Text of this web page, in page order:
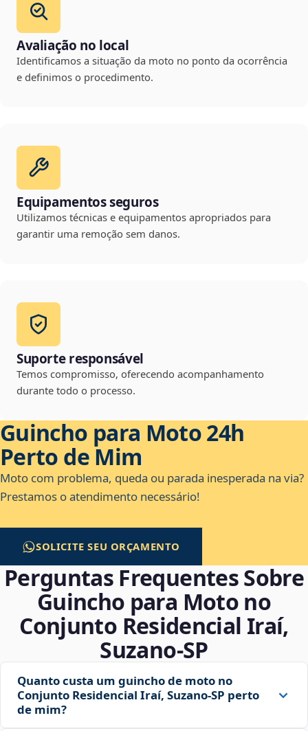
Avaliação no local
Identificamos a situação da moto no ponto da ocorrência
e definimos o procedimento.
Equipamentos seguros
Utilizamos técnicas e equipamentos apropriados para
garantir uma remoção sem danos.
Suporte responsável
Temos compromisso, oferecendo acompanhamento
durante todo o processo.
Guincho para Moto 24h
Perto de Mim
Moto com problema, queda ou parada inesperada na via?
Prestamos o atendimento necessário!
SOLICITE SEU ORÇAMENTO
Perguntas Frequentes Sobre
Guincho para Moto no
Conjunto Residencial Iraí,
Suzano‑SP
Quanto custa um guincho de moto no
Conjunto Residencial Iraí, Suzano‑SP perto
de mim?